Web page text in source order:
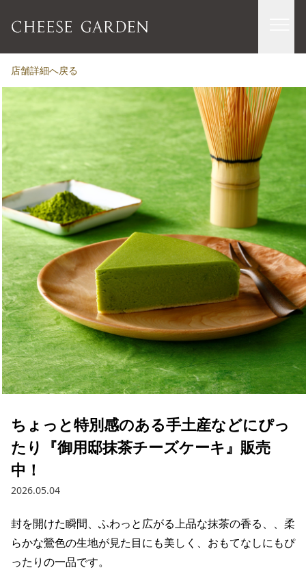
店舗詳細へ戻る
ちょっと特別感のある手土産などにぴっ
たり『御用邸抹茶チーズケーキ』販売
中！
2026.05.04
封を開けた瞬間、ふわっと広がる上品な抹茶の香る、、柔
らかな鶯色の生地が見た目にも美しく、おもてなしにもぴ
ったりの一品です。